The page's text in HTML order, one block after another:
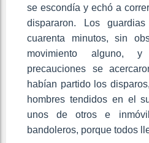
se escondía y echó a
dispararon. Los
cuarenta minutos, sin
movimiento alguno,
precauciones se
habían partido los
hombres tendidos en el
unos de otros e
bandoleros, porque todos